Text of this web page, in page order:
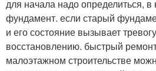
для начала надо определиться, в
фундамент. если старый
и его состояние вызывает
восстановлению. быстрый
малоэтажном строительстве